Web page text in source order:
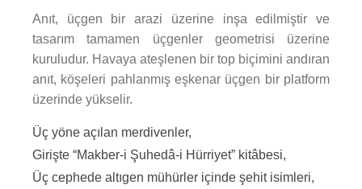
Anıt, üçgen bir arazi üzerine inşa edilmiştir ve
tasarım tamamen üçgenler geometrisi üzerine
kuruludur. Havaya ateşlenen bir top biçimini andıran
anıt, köşeleri pahlanmış eşkenar üçgen bir platform
üzerinde yükselir.
Üç yöne açılan merdivenler,
Girişte “Makber-i Şuhedâ-i Hürriyet” kitâbesi,
Üç cephede altıgen mühürler içinde şehit isimleri,